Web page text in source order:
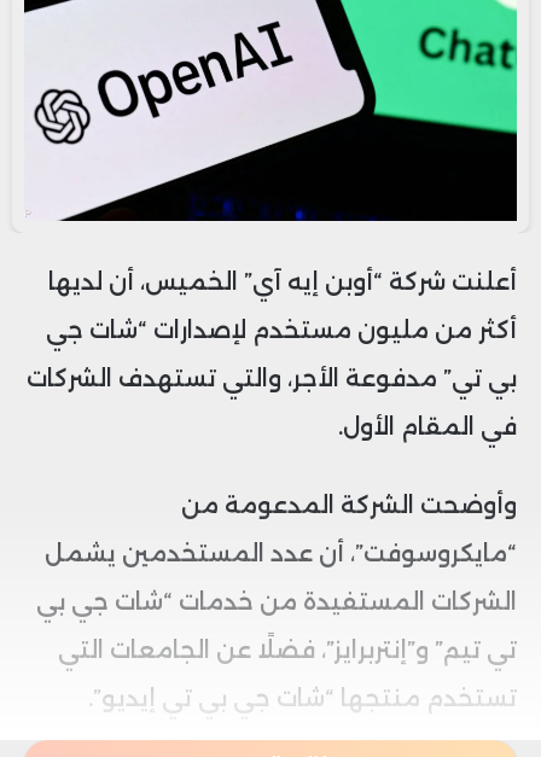
أعلنت شركة “أوبن إيه آي” الخميس، أن لديها
أكثر من مليون مستخدم لإصدارات “شات جي
بي تي” مدفوعة الأجر، والتي تستهدف الشركات
في المقام الأول.
وأوضحت الشركة المدعومة من
“مايكروسوفت”، أن عدد المستخدمين يشمل
الشركات المستفيدة من خدمات “شات جي بي
تي تيم” و”إنتربرايز”، فضلًا عن الجامعات التي
تستخدم منتجها “شات جي بي تي إيديو”.